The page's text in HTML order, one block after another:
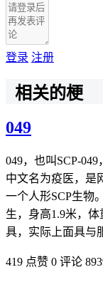
登录 注册
相关的梗
049
049，也叫SCP-
中文名为疫医，是
一个人形SCP生物
生，身高1.9米，
具，实际上面具与
419 点赞 0 评论